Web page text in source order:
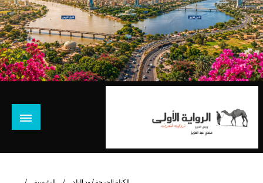
نروي لتعرف
الرئيسية
الكتلة الحرجة / ود البلد